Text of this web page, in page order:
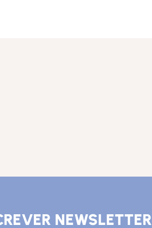
NEWSLETTER